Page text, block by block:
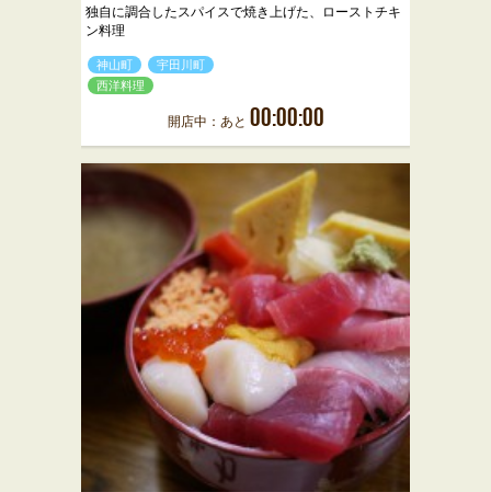
独自に調合したスパイスで焼き上げた、ローストチキ
ン料理
神山町
宇田川町
西洋料理
開店中：あと 00:00:00